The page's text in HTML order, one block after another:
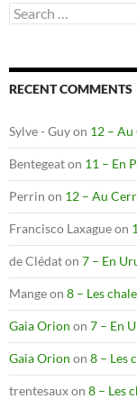
Search
for:
RECENT COMMENTS
Sylve - Guyon 12 – Au
Bentegeaton 11 – En
Perrin on 12 – Au
Francisco Laxagueon
de Clédaton 7 – En
Mangeon 8 – Les
Gaia Orion on 7 – En
Gaia Orion on 8 – Les
trentesauxon 8 – Les